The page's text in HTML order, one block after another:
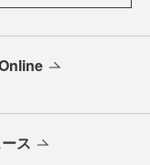
ス